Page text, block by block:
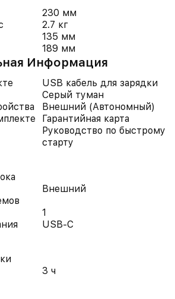
230 мм
2.7 кг
135 мм
189 мм
Информация
USB кабель для зарядки
Серый туман
Внешний (Автономный)
Гарантийная карта
Руководство по быстрому
старту
Внешний
1
USB-C
3 ч